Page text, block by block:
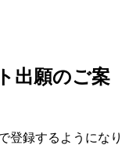
出願のご案
登録するようになり